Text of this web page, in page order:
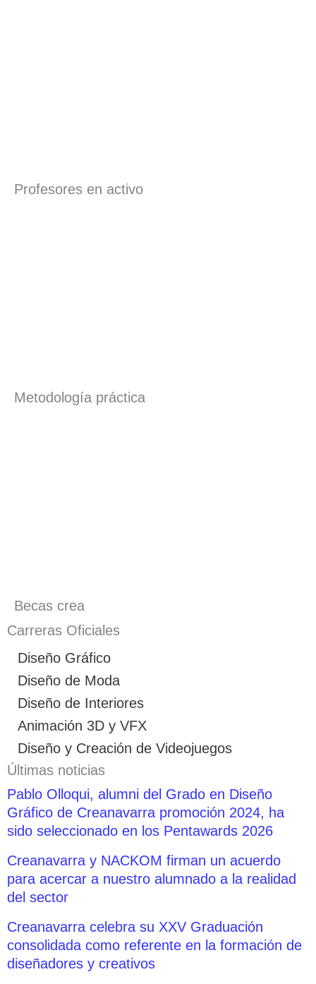
Profesores en activo
Metodología práctica
Becas crea
Carreras Oficiales
Diseño Gráfico
Diseño de Moda
Diseño de Interiores
Animación 3D y VFX
Diseño y Creación de Videojuegos
Últimas noticias
Pablo Olloqui, alumni del Grado en Diseño
Gráfico de Creanavarra promoción 2024, ha
sido seleccionado en los Pentawards 2026
Creanavarra y NACKOM firman un acuerdo
para acercar a nuestro alumnado a la realidad
del sector
Creanavarra celebra su XXV Graduación
consolidada como referente en la formación de
diseñadores y creativos